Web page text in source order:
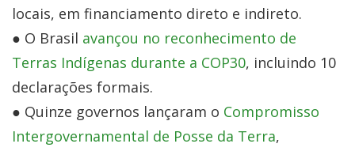
locais, em financiamento direto e indireto.
● O Brasil avançou no reconhecimento de
Terras Indígenas durante a COP30, incluindo 10
declarações formais.
● Quinze governos lançaram o Compromisso
Intergovernamental de Posse da Terra,